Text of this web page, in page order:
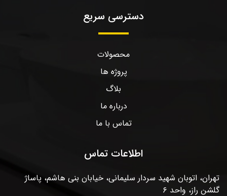
دسترسی سریع
محصولات
پروژه ها
بلاگ
درباره ما
تماس با ما
اطلاعات تماس
تهران، اتوبان شهید سردار سلیمانی، خیابان بنی هاشم، پاساژ
گلشن راز، واحد ۶